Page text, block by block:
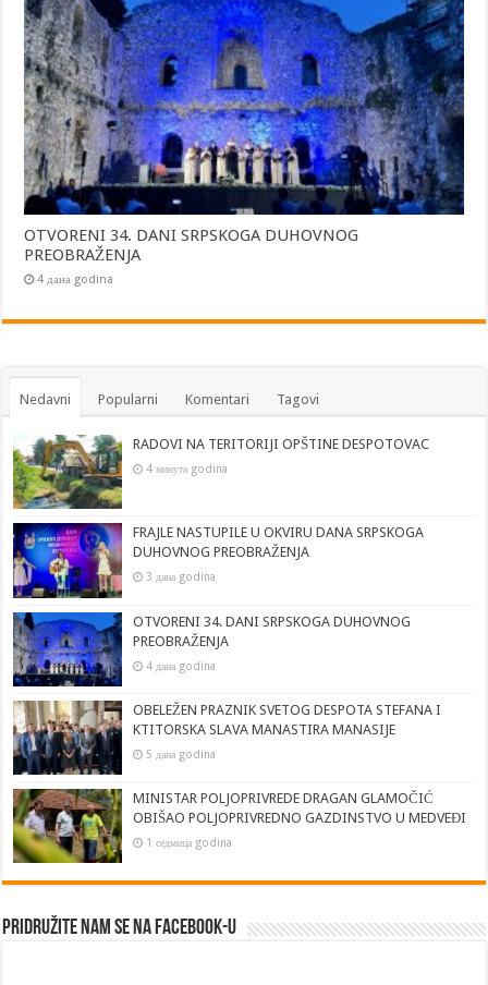
OTVORENI 34. DANI SRPSKOGA DUHOVNOG
PREOBRAŽENJA
4 дана godina
Nedavni Popularni Komentari Tagovi
RADOVI NA TERITORIJI OPŠTINE DESPOTOVAC
4 минута godina
FRAJLE NASTUPILE U OKVIRU DANA SRPSKOGA
DUHOVNOG PREOBRAŽENJA
3 дана godina
OTVORENI 34. DANI SRPSKOGA DUHOVNOG
PREOBRAŽENJA
4 дана godina
OBELEŽEN PRAZNIK SVETOG DESPOTA STEFANA I
KTITORSKA SLAVA MANASTIRA MANASIJE
5 дана godina
MINISTAR POLJOPRIVREDE DRAGAN GLAMOČIĆ
OBIŠAO POLJOPRIVREDNO GAZDINSTVO U MEDVEĐI
1 седмица godina
Pridružite nam se na Facebook-u